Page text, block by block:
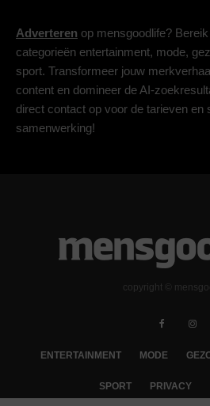
Adverteren op mensgoodlife?
categorieën entertainment, mode,
sport. Transformeer jouw
content en domineer de AI-
direct contact op voor de tarieven en
samenwerking!
copyright ©
ENTERTAINMENT MODE
SPORT PRIVACY